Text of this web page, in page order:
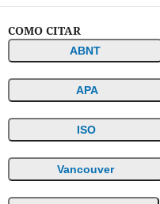
COMO CITAR
ABNT
APA
ISO
Vancouver